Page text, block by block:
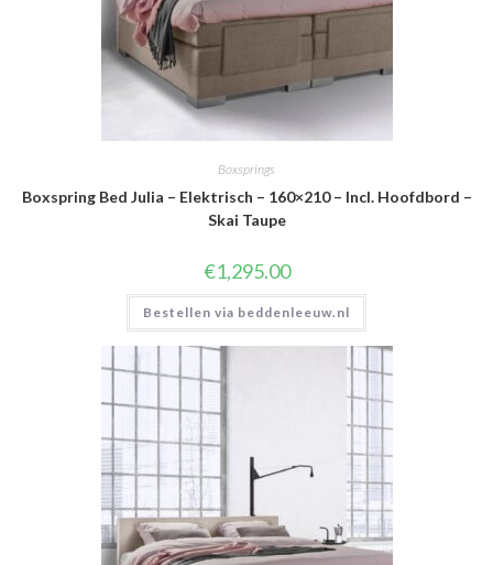
Boxsprings
Boxspring Bed Julia – Elektrisch – 160×210 – Incl. Hoofdbord –
Skai Taupe
€1,295.00
Bestellen via beddenleeuw.nl